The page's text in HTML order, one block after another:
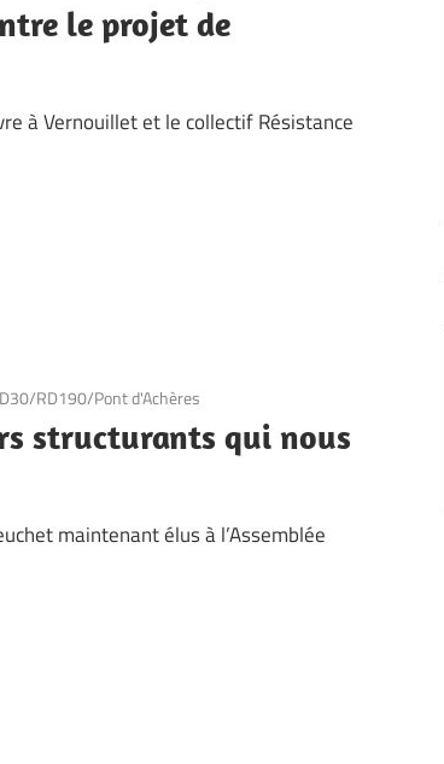
le projet de
à Vernouillet et le collectif Résistance
RD190/Pont d'Achères
structurants qui nous
maintenant élus à l’Assemblée